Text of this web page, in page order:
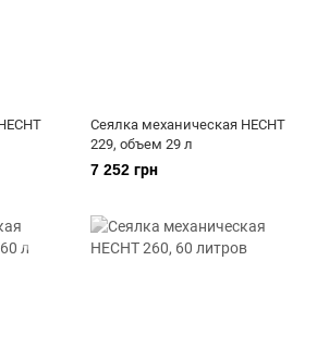
Сеялка механическая HECHT
229, объем 29 л
7 252 грн